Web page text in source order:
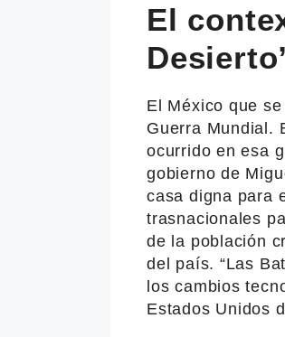
El
El México que
Guerra Mundial.
ocurrido en esa
gobierno de
casa digna para
trasnacionales
de la población
del país. “Las
los cambios
Estados Unidos